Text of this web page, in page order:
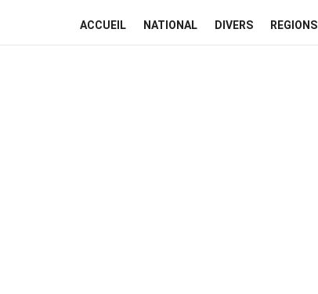
ACCUEIL NATIONAL DIVERS REGIONS